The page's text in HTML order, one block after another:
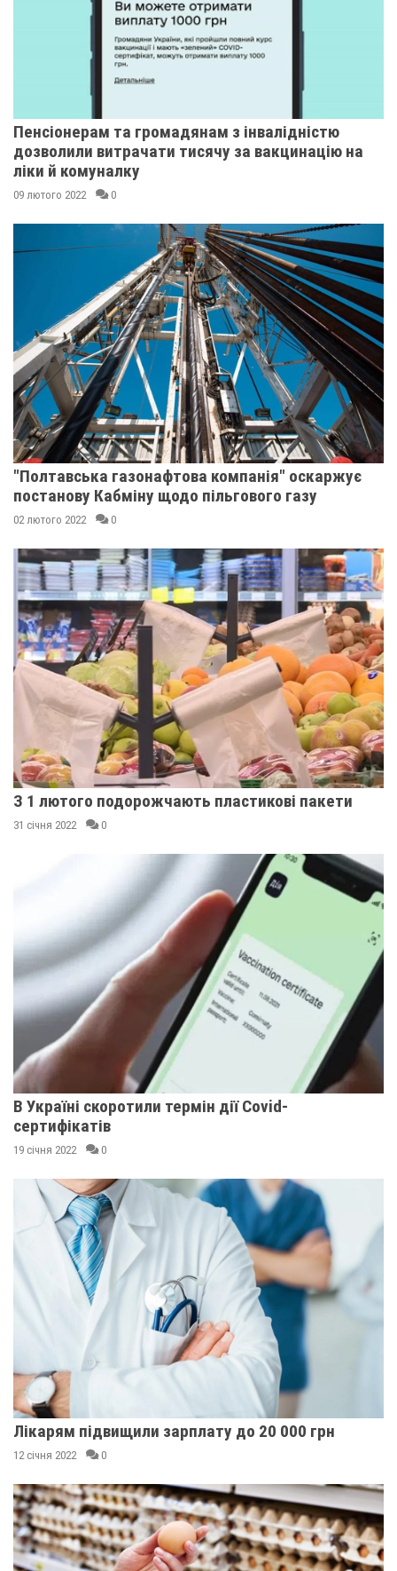
Пенсіонерам та громадянам з інвалідністю
дозволили витрачати тисячу за вакцинацію на
ліки й комуналку
09 лютого 2022 0
"Полтавська газонафтова компанія" оскаржує
постанову Кабміну щодо пільгового газу
02 лютого 2022 0
З 1 лютого подорожчають пластикові пакети
31 січня 2022 0
В Україні скоротили термін дії Covid-
сертифікатів
19 січня 2022 0
Лікарям підвищили зарплату до 20 000 грн
12 січня 2022 0